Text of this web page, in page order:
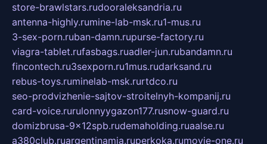
store-brawlstars.rudooraleksandria.ru
antenna-highly.rumine-lab-msk.ru1-mus.ru
3-sex-porn.ruban-damn.rupurse-factory.ru
viagra-tablet.rufasbags.ruadler-jun.rubandamn.ru
fincontech.ru3sexporn.ru1mus.rudarksand.ru
rebus-toys.ruminelab-msk.rurtdco.ru
seo-prodvizhenie-sajtov-stroitelnyh-kompanij.ru
card-voice.rurulonnyygazon177.rusnow-guard.ru
domizbrusa-9x12spb.rudemaholding.ruaalse.ru
a380club.ruargentinamia.ruperkoka.rumovie-one.ru